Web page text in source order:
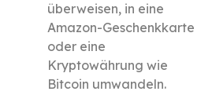
überweisen, in eine
Amazon-Geschenkkarte
oder eine
Kryptowährung wie
Bitcoin umwandeln.